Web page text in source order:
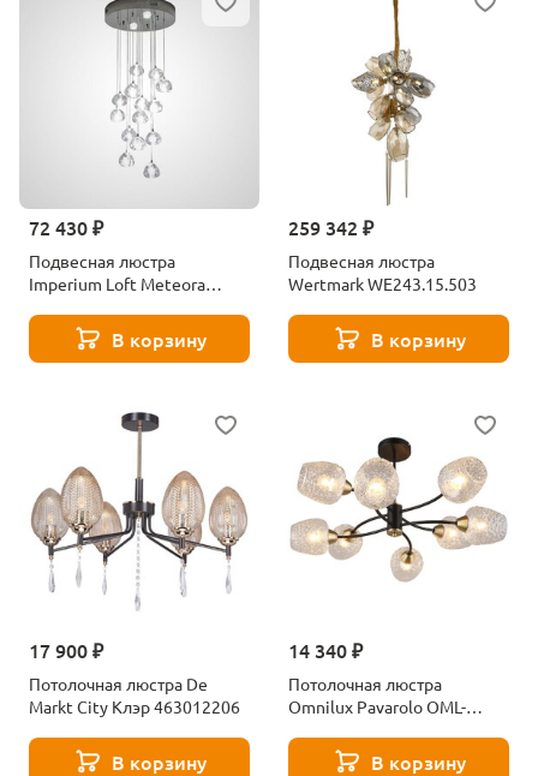
72 430 ₽
Подвесная люстра
Imperium Loft Meteora
В корзину
259 342 ₽
Подвесная люстра
Wertmark WE243.15.503
В корзину
17 900 ₽
Потолочная люстра De
Markt City Клэр 463012206
В корзину
14 340 ₽
Потолочная люстра
Omnilux Pavarolo OML-
В корзину